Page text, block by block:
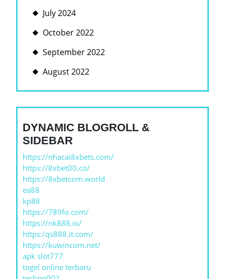
July 2024
October 2022
September 2022
August 2022
DYNAMIC BLOGROLL &
SIDEBAR
https://nhacai8xbets.com/
https://8xbet00.co/
https://8xbetcom.world
ea88
kp88
https://789fo.com/
https://nk888.io/
https:/qs888.it.com/
https://kuwincom.net/
apk slot777
togel online terbaru